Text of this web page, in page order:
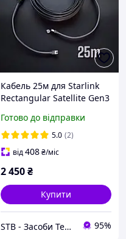
Кабель 25м для Starlink
Rectangular Satellite Gen3
конекторів IP68
Готово до відправки
5.0 (2)
від408₴/міс
2 450₴
Купити
STB - Засоби Технічної Безпеки 95%